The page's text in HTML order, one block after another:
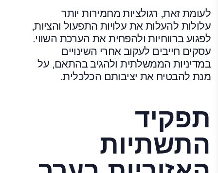
לעומת זאת, רגולציות מחמירות יותר
עלולות להעלות את עלויות התפעול והציות,
לפגוע ברווחיות ולהפחית את הערכת השווי.
עסקים חייבים לעקוב אחרי השינויים
במדיניות הממשלתית ולהגיב בהתאם, על
מנת להבטיח את יציבותם הכלכלית.
תפקיד
התשתיות